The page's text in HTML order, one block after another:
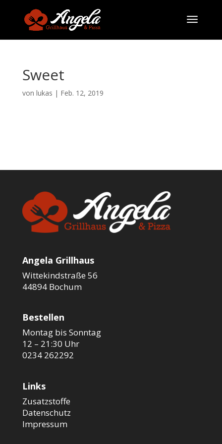
Sweet
von lukas | Feb. 12, 2019
Angela Grillhaus
Wittekindstraße 56
44894 Bochum
Bestellen
Montag bis Sonntag
12 – 21:30 Uhr
0234 262292
Links
Zusatzstoffe
Datenschutz
Impressum